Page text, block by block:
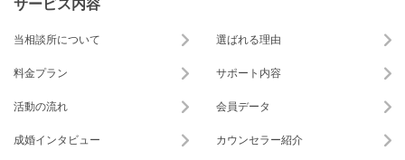
当相談所について 選ばれる理由
料金プラン サポート内容
活動の流れ 会員データ
成婚インタビュー カウンセラー紹介